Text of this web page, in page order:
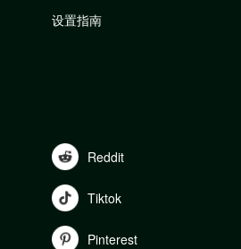
设置指南
Reddit
Tiktok
Pinterest